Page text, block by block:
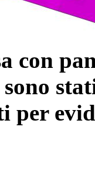
con
sono
per